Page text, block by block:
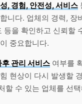
, 경험, 안전성, 서비스
니다. 업체의 경력, 장
등을 확인하고 신뢰할
중요합니다.
후 관리 서비스 여부를
현상이 다시 발생할
할 수 있는 업체를 선